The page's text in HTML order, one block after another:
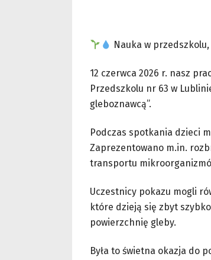
Nauka w
12 czerwca 2026 r. nasz
Przedszkolu nr 63 w
gleboznawcą”.
Podczas spotkania dzieci
Zaprezentowano m.in.
transportu
Uczestnicy pokazu mogli
które dzieją się zbyt
powierzchnię gleby.
Była to świetna okazja do